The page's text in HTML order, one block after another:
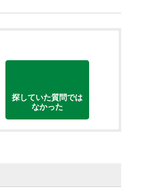
探していた質問では
なかった